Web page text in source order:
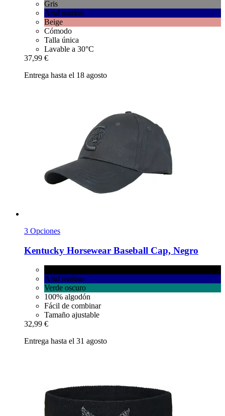
Gris
Azul marino
Beige
Cómodo
Talla única
Lavable a 30°C
37,99 €
Entrega hasta el 18 agosto
3 Opciones
Kentucky Horsewear Baseball Cap, Negro
Azul marino
Verde oscuro
100% algodón
Fácil de combinar
Tamaño ajustable
32,99 €
Entrega hasta el 31 agosto